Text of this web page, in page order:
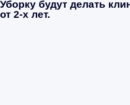
Уборку будут делать
от 2-х лет.